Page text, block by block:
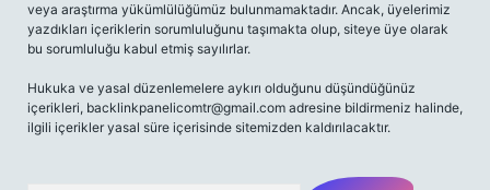
veya araştırma yükümlülüğümüz bulunmamaktadır. Ancak, üyelerimiz
yazdıkları içeriklerin sorumluluğunu taşımakta olup, siteye üye olarak
bu sorumluluğu kabul etmiş sayılırlar.
Hukuka ve yasal düzenlemelere aykırı olduğunu düşündüğünüz
içerikleri, backlinkpanelicomtr@gmail.com adresine bildirmeniz halinde,
ilgili içerikler yasal süre içerisinde sitemizden kaldırılacaktır.